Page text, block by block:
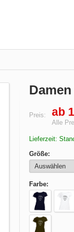
Preis: ab
Alle
Lieferzeit:
Größe:
Farbe: